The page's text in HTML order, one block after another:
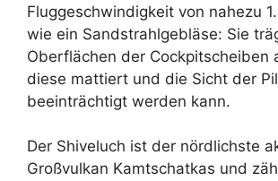
Fluggeschwindigkeit von nahezu
wie ein Sandstrahlgebläse: Sie
Oberflächen der Cockpitscheiben
diese mattiert und die Sicht der
beeinträchtigt werden kann.
Der Shiveluch ist der nördlichste
Großvulkan Kamtschatkas und